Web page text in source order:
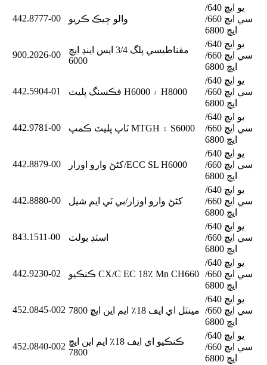
442.8777-00 والو چيڪ ڪريو
يو ايڇ 640/
سي ايڇ 660/
ايڇ 6800
900.2026-00
مقناطيسي پلگ 3/4 ايس اينڊ ايڇ
6000
يو ايڇ 640/
سي ايڇ 660/
ايڇ 6800
442.5904-01 فڪسنگ پليٽ H6000 ۽ H8000
يو ايڇ 640/
سي ايڇ 660/
ايڇ 6800
442.9781-00 ٽاپ پليٽ ڪمپ MTGH ۽ S6000
يو ايڇ 640/
سي ايڇ 660/
ايڇ 6800
442.8879-00 کڻڻ وارو اوزار/ECC SL H6000
يو ايڇ 640/
سي ايڇ 660/
ايڇ 6800
442.8880-00 کڻڻ وارو اوزار/بي ٽي ايم شيل
يو ايڇ 640/
سي ايڇ 660/
ايڇ 6800
843.1511-00 اسٽڊ بولٽ
يو ايڇ 640/
سي ايڇ 660/
ايڇ 6800
442.9230-02 ڪنڪيو CX/C EC 18٪ Mn CH660
يو ايڇ 640/
سي ايڇ 660/
ايڇ 6800
452.0845-002 مينٽل اي ايف 18٪ ايم اين ايڇ 7800
يو ايڇ 640/
سي ايڇ 660/
ايڇ 6800
452.0840-002 ڪنڪيو اي ايف 18٪ ايم اين ايڇ
7800
يو ايڇ 640/
سي ايڇ 660/
ايڇ 6800